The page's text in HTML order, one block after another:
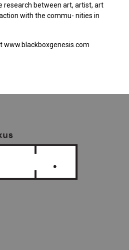
research between art, artist, art
with the commu- nities in
www.blackboxgenesis.com